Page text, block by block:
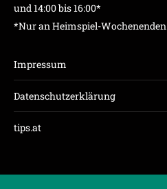
und 14:00 bis 16:00*
*Nur an Heimspiel-Wochenenden
Impressum
Datenschutzerklärung
tips.at